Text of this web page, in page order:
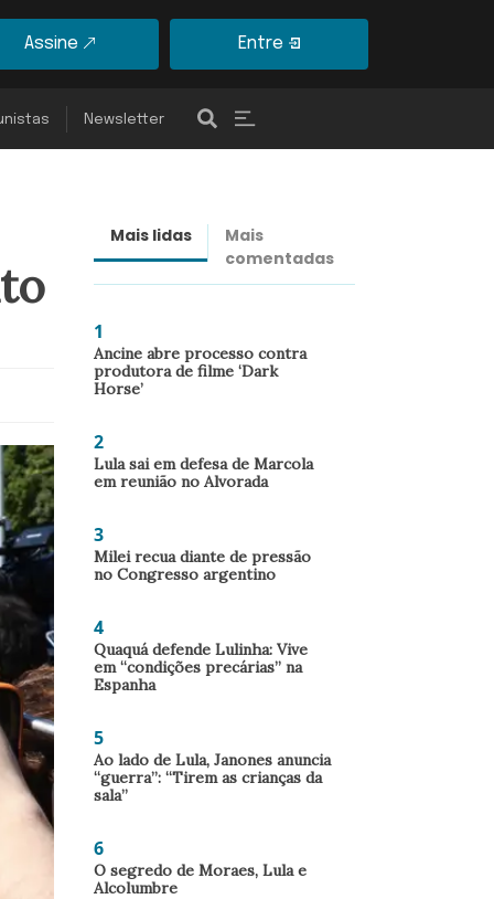
Assine Entre
Newsletter
Mais lidas
Mais
comentadas
1
Ancine abre processo contra
produtora de filme ‘Dark
Horse’
2
Lula sai em defesa de Marcola
em reunião no Alvorada
3
Milei recua diante de pressão
no Congresso argentino
4
Quaquá defende Lulinha: Vive
em “condições precárias” na
Espanha
5
Ao lado de Lula, Janones anuncia
“guerra”: “Tirem as crianças da
sala”
6
O segredo de Moraes, Lula e
Alcolumbre